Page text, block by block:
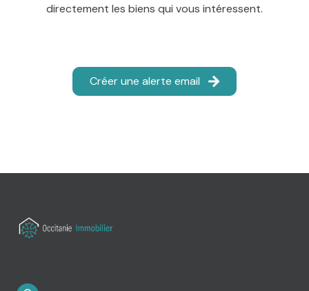
directement les biens qui vous intéressent.
Créer une alerte email